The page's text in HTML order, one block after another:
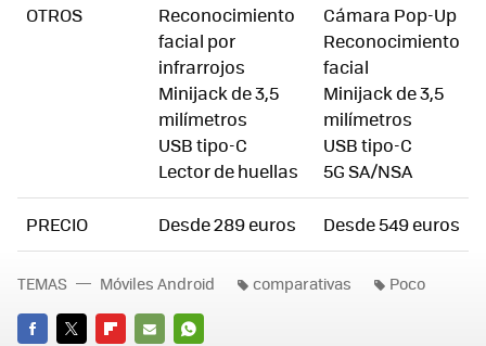
OTROS
Reconocimiento
facial por
infrarrojos
Minijack de 3,5
milímetros
USB tipo-C
Lector de huellas
Cámara Pop-Up
Reconocimiento
facial
Minijack de 3,5
milímetros
USB tipo-C
5G SA/NSA
PRECIO Desde 289 euros Desde 549 euros
TEMAS Móviles Android comparativas Poco